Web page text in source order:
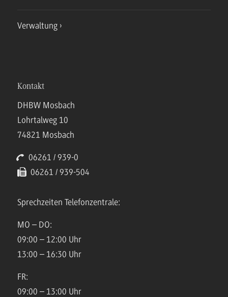
Verwaltung
Kontakt
DHBW Mosbach
Lohrtalweg 10
74821 Mosbach
06261 / 939-0
06261 / 939-504
Sprechzeiten Telefonzentrale:
MO – DO:
09:00 – 12:00 Uhr
13:00 – 16:30 Uhr
FR:
09:00 – 13:00 Uhr